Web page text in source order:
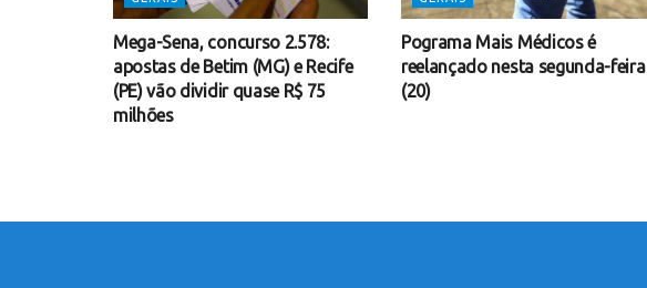
Mega-Sena, concurso 2.578:
apostas de Betim (MG) e Recife
(PE) vão dividir quase R$ 75
milhões
Pograma Mais Médicos é
reelançado nesta segunda-feira
(20)